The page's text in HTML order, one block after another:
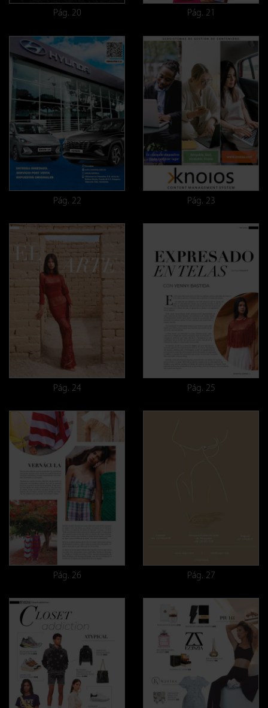
Pág. 20 Pág. 21
Pág. 22 Pág. 23
Pág. 24 Pág. 25
Pág. 26 Pág. 27